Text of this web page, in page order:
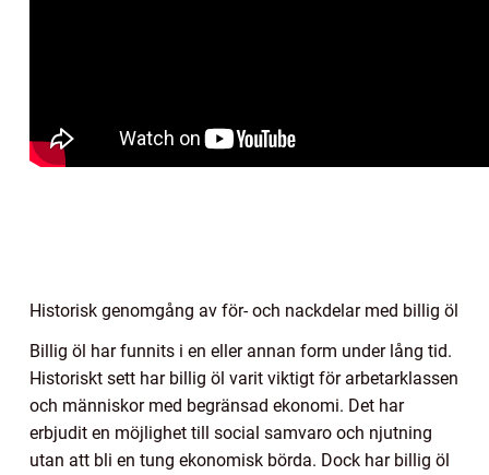
Historisk genomgång av för- och nackdelar med billig öl
Billig öl har funnits i en eller annan form under lång tid.
Historiskt sett har billig öl varit viktigt för arbetarklassen
och människor med begränsad ekonomi. Det har
erbjudit en möjlighet till social samvaro och njutning
utan att bli en tung ekonomisk börda. Dock har billig öl